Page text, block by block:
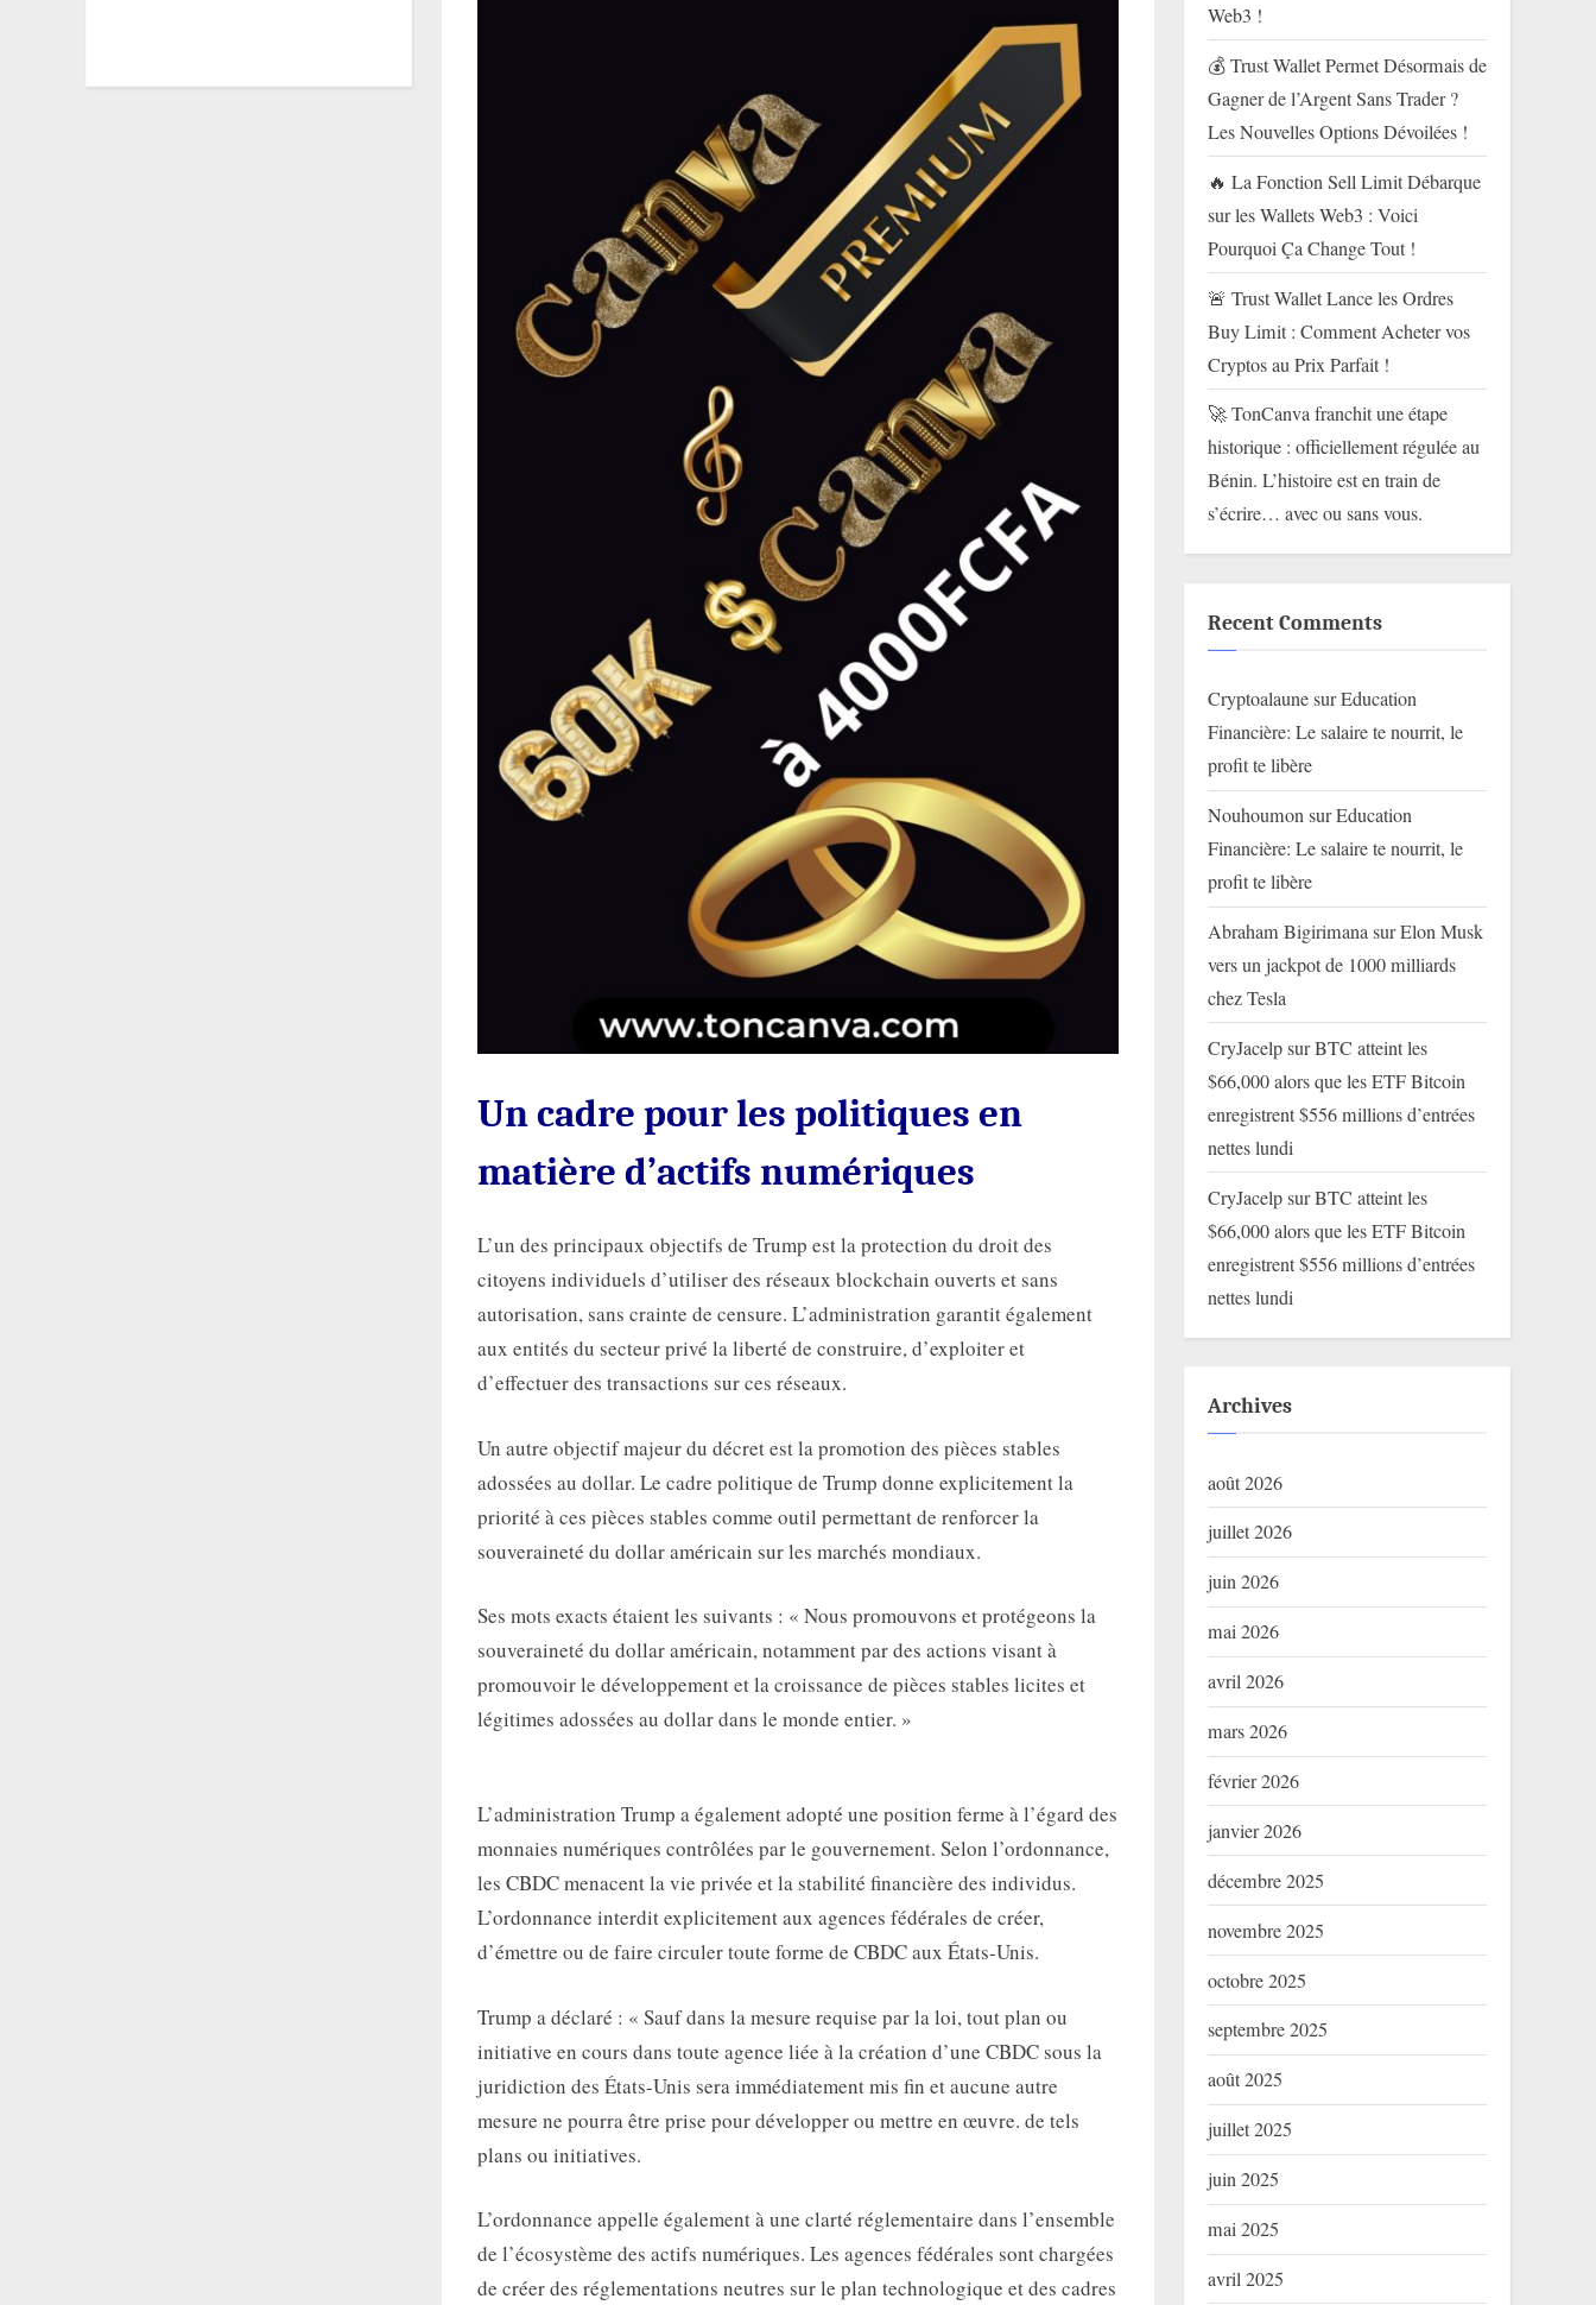
Un cadre pour les politiques en
matière d’actifs numériques
L’un des principaux objectifs de Trump est la protection du droit des
citoyens individuels d’utiliser des réseaux blockchain ouverts et sans
autorisation, sans crainte de censure. L’administration garantit également
aux entités du secteur privé la liberté de construire, d’exploiter et
d’effectuer des transactions sur ces réseaux.
Un autre objectif majeur du décret est la promotion des pièces stables
adossées au dollar. Le cadre politique de Trump donne explicitement la
priorité à ces pièces stables comme outil permettant de renforcer la
souveraineté du dollar américain sur les marchés mondiaux.
Ses mots exacts étaient les suivants : « Nous promouvons et protégeons la
souveraineté du dollar américain, notamment par des actions visant à
promouvoir le développement et la croissance de pièces stables licites et
légitimes adossées au dollar dans le monde entier. »
L’administration Trump a également adopté une position ferme à l’égard des
monnaies numériques contrôlées par le gouvernement. Selon l’ordonnance,
les CBDC menacent la vie privée et la stabilité financière des individus.
L’ordonnance interdit explicitement aux agences fédérales de créer,
d’émettre ou de faire circuler toute forme de CBDC aux États-Unis.
Trump a déclaré : « Sauf dans la mesure requise par la loi, tout plan ou
initiative en cours dans toute agence liée à la création d’une CBDC sous la
juridiction des États-Unis sera immédiatement mis fin et aucune autre
mesure ne pourra être prise pour développer ou mettre en œuvre. de tels
plans ou initiatives.
L’ordonnance appelle également à une clarté réglementaire dans l’ensemble
de l’écosystème des actifs numériques. Les agences fédérales sont chargées
de créer des réglementations neutres sur le plan technologique et des cadres
Web3 !
💰 Trust Wallet Permet Désormais de
Gagner de l’Argent Sans Trader ?
Les Nouvelles Options Dévoilées !
🔥 La Fonction Sell Limit Débarque
sur les Wallets Web3 : Voici
Pourquoi Ça Change Tout !
🚨 Trust Wallet Lance les Ordres
Buy Limit : Comment Acheter vos
Cryptos au Prix Parfait !
🚀 TonCanva franchit une étape
historique : officiellement régulée au
Bénin. L’histoire est en train de
s’écrire… avec ou sans vous.
Recent Comments
CryptoalaunesurEducation
Financière: Le salaire te nourrit, le
profit te libère
NouhoumonsurEducation
Financière: Le salaire te nourrit, le
profit te libère
Abraham BigirimanasurElon Musk
vers un jackpot de 1000 milliards
chez Tesla
CryJacelpsurBTC atteint les
$66,000 alors que les ETF Bitcoin
enregistrent $556 millions d’entrées
nettes lundi
CryJacelpsurBTC atteint les
$66,000 alors que les ETF Bitcoin
enregistrent $556 millions d’entrées
nettes lundi
Archives
août 2026
juillet 2026
juin 2026
mai 2026
avril 2026
mars 2026
février 2026
janvier 2026
décembre 2025
novembre 2025
octobre 2025
septembre 2025
août 2025
juillet 2025
juin 2025
mai 2025
avril 2025